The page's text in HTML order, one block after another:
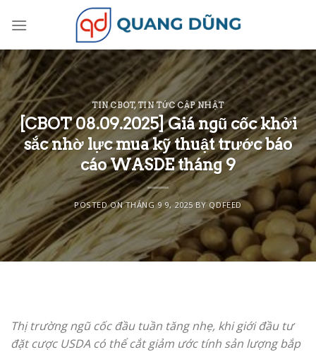
TIN CBOT,TIN TỨC CẬP NHẬT
[CBOT 08.09.2025] Giá ngũ cốc khởi
sắc nhờ lực mua kỹ thuật trước báo
cáo WASDE tháng 9
POSTED ONTHÁNG 9 9, 2025BYQDFEED
Thị trường ngũ cốc đầu tuần tăng nhẹ, khi giới đầu tư
đặt cược USDA có thể cắt giảm ước tính sản lượng bắp